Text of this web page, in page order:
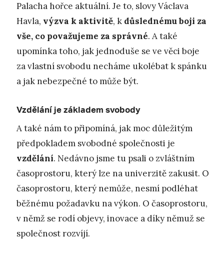
Palacha hořce aktuální. Je to, slovy Václava
Havla, výzva k aktivitě, k důslednému boji za
vše, co považujeme za správné. A také
upomínka toho, jak jednoduše se ve věci boje
za vlastní svobodu necháme ukolébat k spánku
a jak nebezpečné to může být.
Vzdělání je základem svobody
A také nám to připomíná, jak moc důležitým
předpokladem svobodné společnosti je
vzdělání. Nedávno jsme tu psali o zvláštním
časoprostoru, který lze na univerzitě zakusit. O
časoprostoru, který nemůže, nesmí podléhat
běžnému požadavku na výkon. O časoprostoru,
v němž se rodí objevy, inovace a díky němuž se
společnost rozvíjí.